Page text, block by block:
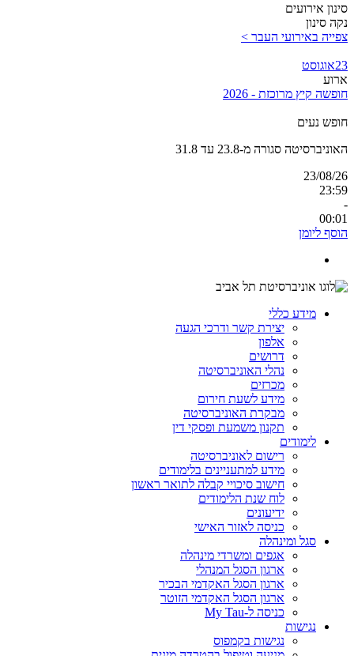
סינון אירועים
נקה סינון
צפייה באירועי העבר >
23אוגוסט
ארוע
חופשה קיץ מרוכזת - 2026
חופש נעים
האוניברסיטה סגורה מ-23.8 עד 31.8
23/08/26
23:59
-
00:01
הוסף ליומן
מידע כללי
יצירת קשר ודרכי הגעה
אלפון
דרושים
נהלי האוניברסיטה
מכרזים
מידע לשעת חירום
מבקרת האוניברסיטה
תקנון משמעת ופסקי דין
לימודים
רישום לאוניברסיטה
מידע למתעניינים בלימודים
חישוב סיכויי קבלה לתואר ראשון
לוח שנת הלימודים
ידיעונים
כניסה לאזור האישי
סגל ומינהלה
אגפים ומשרדי מינהלה
ארגון הסגל המנהלי
ארגון הסגל האקדמי הבכיר
ארגון הסגל האקדמי הזוטר
כניסה ל-My Tau
נגישות
נגישות בקמפוס